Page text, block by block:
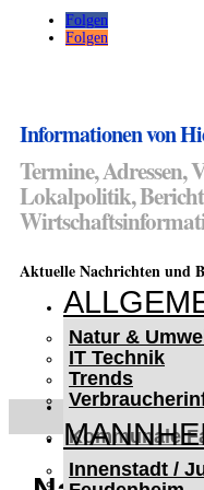
Folgen
Folgen
Informationen von
Termine, Adressen,
Lokalpolitik,
Aktuelle Nachrichten und
Natur &
IT Technik
Trends
Innenstadt /
< UKRAINE >
Kommunale
Czernowitz